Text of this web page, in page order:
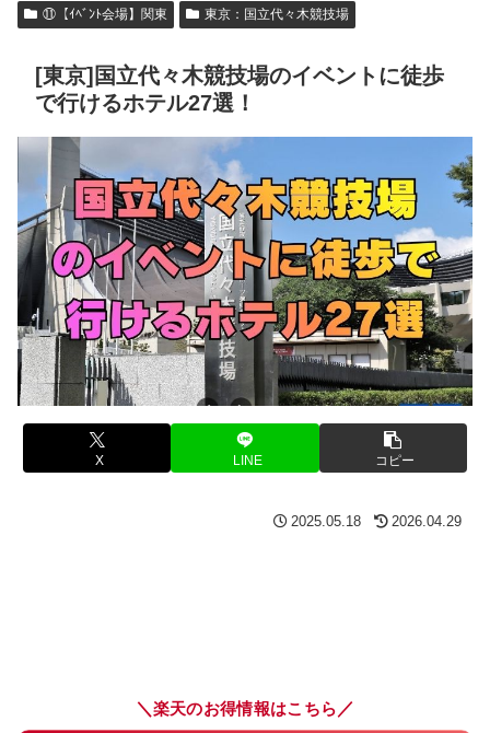
⑪【ｲﾍﾞﾝﾄ会場】関東 東京：国立代々木競技場
[東京]国立代々木競技場のイベントに徒歩
で行けるホテル27選！
X LINE コピー
2025.05.18 2026.04.29
＼ 楽天のお得情報はこちら ／